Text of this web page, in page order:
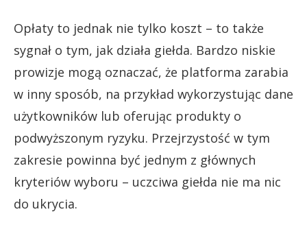
Opłaty to jednak nie tylko koszt – to także
sygnał o tym, jak działa giełda. Bardzo niskie
prowizje mogą oznaczać, że platforma zarabia
w inny sposób, na przykład wykorzystując dane
użytkowników lub oferując produkty o
podwyższonym ryzyku. Przejrzystość w tym
zakresie powinna być jednym z głównych
kryteriów wyboru – uczciwa giełda nie ma nic
do ukrycia.